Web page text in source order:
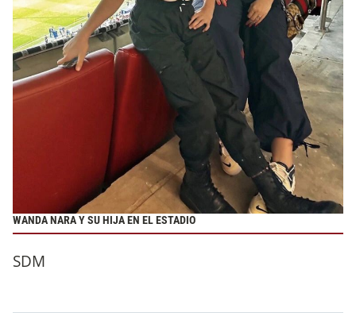
WANDA NARA Y SU HIJA EN EL ESTADIO
SDM